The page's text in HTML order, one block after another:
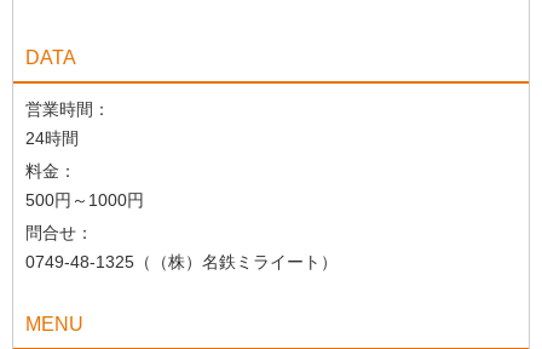
DATA
営業時間：
24時間
料金：
500円～1000円
問合せ：
0749-48-1325（（株）名鉄ミライート）
MENU